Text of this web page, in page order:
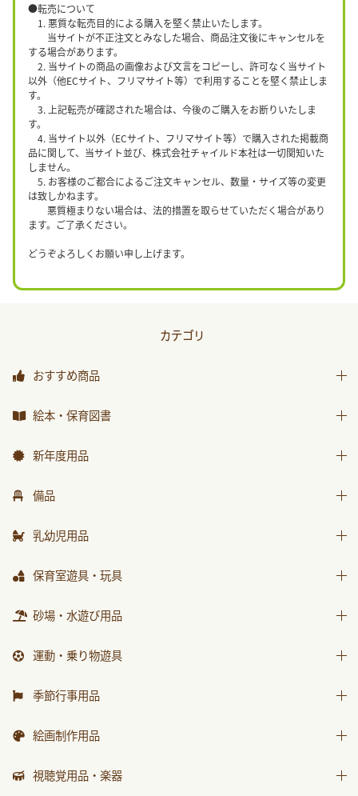
●転売について
1. 悪質な転売目的による購入を堅く禁止いたします。
当サイトが不正注文とみなした場合、商品注文後にキャンセルを
する場合があります。
2. 当サイトの商品の画像および文言をコピーし、許可なく当サイト
以外（他ECサイト、フリマサイト等）で利用することを堅く禁止しま
す。
3. 上記転売が確認された場合は、今後のご購入をお断りいたしま
す。
4. 当サイト以外（ECサイト、フリマサイト等）で購入された掲載商
品に関して、当サイト並び、株式会社チャイルド本社は一切関知いた
しません。
5. お客様のご都合によるご注文キャンセル、数量・サイズ等の変更
は致しかねます。
悪質極まりない場合は、法的措置を取らせていただく場合があり
ます。ご了承ください。
どうぞよろしくお願い申し上げます。
カテゴリ
おすすめ商品
おすすめ商品
絵本・保育図書
絵本
月刊絵本 バックナンバー
おはなしチャイルド
ﾁｬｲﾙﾄﾞﾌﾞｯｸ ｱｯﾌﾟﾙ傑作選
もこちゃんチャイルド
世界の昔話名作選
科学が好きになるおはなし
新年度用品
出席帳・シール
ワーク
画帳・おもいで
各種用紙・証書
備品
椅子
収納用品
環境備品
乳幼児用品
乳幼児備品
保育室遊具・玩具
ままごと
知育玩具
砂場・水遊び用品
砂場用品
運動・乗り物遊具
運動遊具
季節行事用品
運動会用品
包装紙・紙袋
絵画制作用品
画材
視聴覚用品・楽器